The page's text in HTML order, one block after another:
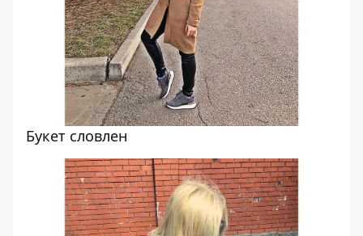
Букет словлен